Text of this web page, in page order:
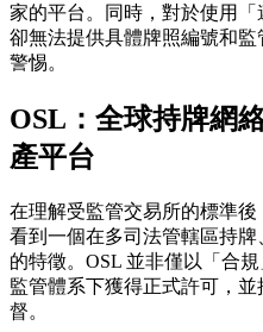
家的平台。同時，對於使用
卻無法提供具體牌照編號和
警惕。
OSL：全球持牌網
產平台
在理解受監管交易所的標準
看到一個在多司法管轄區持
的特徵。OSL 並非僅以「合
監管體系下獲得正式許可，
督。